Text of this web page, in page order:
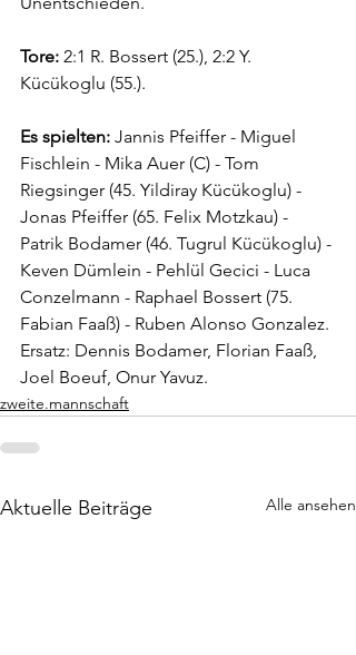
Tore: 2:1 R. Bossert (25.), 2:2 Y.
Kücükoglu (55.).
Es spielten: Jannis Pfeiffer - Miguel
Fischlein - Mika Auer (C) - Tom
Riegsinger (45. Yildiray Kücükoglu) -
Jonas Pfeiffer (65. Felix Motzkau) -
Patrik Bodamer (46. Tugrul Kücükoglu) -
Keven Dümlein - Pehlül Gecici - Luca
Conzelmann - Raphael Bossert (75.
Fabian Faaß) - Ruben Alonso Gonzalez.
Ersatz: Dennis Bodamer, Florian Faaß,
Joel Boeuf, Onur Yavuz.
zweite.mannschaft
Aktuelle Beiträge Alle ansehen